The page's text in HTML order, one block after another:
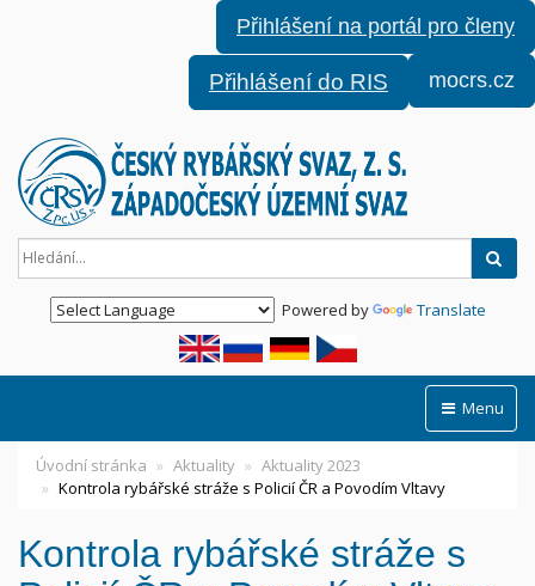
Přihlášení na portál pro členy
Přihlášení do RIS mocrs.cz
Powered by Translate
Menu
Úvodní stránka Aktuality
Aktuality 2023
Kontrola rybářské stráže s Policií ČR a Povodím Vltavy
Kontrola rybářské stráže s